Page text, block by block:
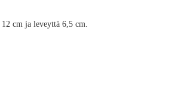
cm ja leveyttä 6,5 cm.